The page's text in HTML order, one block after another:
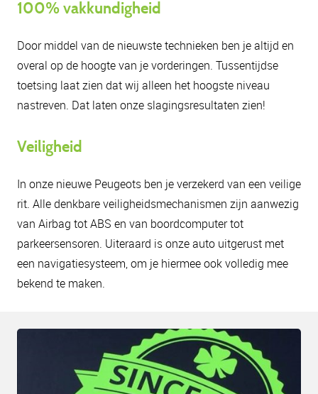
100% vakkundigheid
Door middel van de nieuwste technieken ben je altijd en
overal op de hoogte van je vorderingen. Tussentijdse
toetsing laat zien dat wij alleen het hoogste niveau
nastreven. Dat laten onze slagingsresultaten zien!
Veiligheid
In onze nieuwe Peugeots ben je verzekerd van een veilige
rit. Alle denkbare veiligheidsmechanismen zijn aanwezig
van Airbag tot ABS en van boordcomputer tot
parkeersensoren. Uiteraard is onze auto uitgerust met
een navigatiesysteem, om je hiermee ook volledig mee
bekend te maken.